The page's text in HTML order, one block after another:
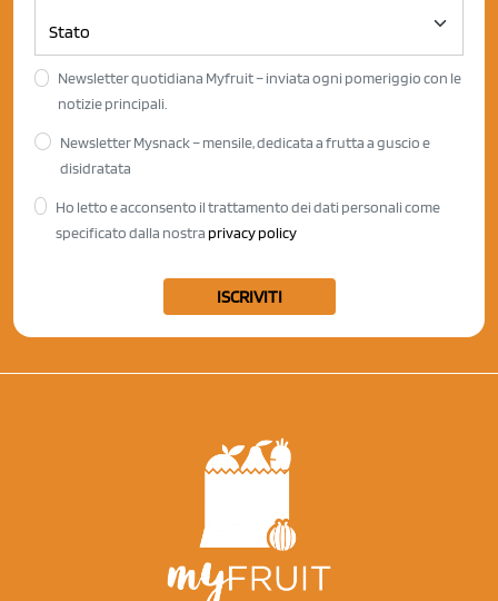
Newsletter quotidiana Myfruit – inviata ogni pomeriggio con le
notizie principali.
Newsletter Mysnack – mensile, dedicata a frutta a guscio e
disidratata
Ho letto e acconsento il trattamento dei dati personali come
specificato dalla nostra privacy policy
ISCRIVITI